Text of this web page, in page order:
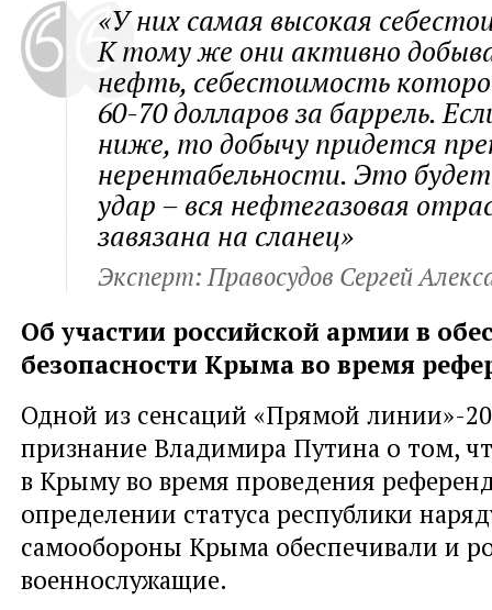
«У них самая высокая
К тому же они активно
нефть, себестоимость
60-70 долларов за баррель.
ниже, то добычу придется
нерентабельности. Это
удар – вся нефтегазовая
завязана на сланец»
Эксперт: Правосудов Сергей
Об участии российской армии в
безопасности Крыма во время
Одной из сенсаций «Прямой линии»-
признание Владимира Путина о том,
в Крыму во время проведения
определении статуса республики
самообороны Крыма обеспечивали и
военнослужащие.